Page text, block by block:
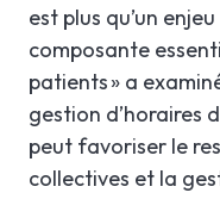
est plus qu’un
composante
patients » a
gestion d’horaires
peut favoriser le
collectives et la